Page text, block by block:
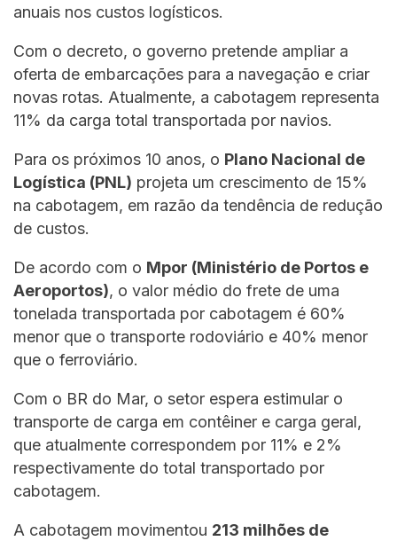
anuais nos custos logísticos.
Com o decreto, o governo pretende ampliar a
oferta de embarcações para a navegação e criar
novas rotas. Atualmente, a cabotagem representa
11% da carga total transportada por navios.
Para os próximos 10 anos, o Plano Nacional de
Logística (PNL) projeta um crescimento de 15%
na cabotagem, em razão da tendência de redução
de custos.
De acordo com o Mpor (Ministério de Portos e
Aeroportos), o valor médio do frete de uma
tonelada transportada por cabotagem é 60%
menor que o transporte rodoviário e 40% menor
que o ferroviário.
Com o BR do Mar, o setor espera estimular o
transporte de carga em contêiner e carga geral,
que atualmente correspondem por 11% e 2%
respectivamente do total transportado por
cabotagem.
A cabotagem movimentou 213 milhões de